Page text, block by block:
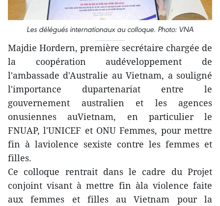
Les délégués internationaux au colloque. Photo: VNA
Majdie Hordern, première secrétaire chargée de
la coopération audéveloppement de
l'ambassade d'Australie au Vietnam, a souligné
l'importance dupartenariat entre le
gouvernement australien et les agences
onusiennes auVietnam, en particulier le
FNUAP, l'UNICEF et ONU Femmes, pour mettre
fin à laviolence sexiste contre les femmes et
filles.
Ce colloque rentrait dans le cadre du Projet
conjoint visant à mettre fin àla violence faite
aux femmes et filles au Vietnam pour la